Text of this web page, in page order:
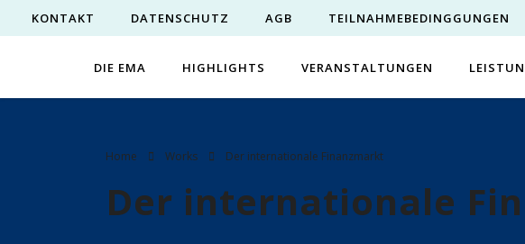
KONTAKT DATENSCHUTZ AGB TEILNAHMEBEDINGGUNGEN
DIE EMA HIGHLIGHTS VERANSTALTUNGEN
Home Works Der internationale Finanzmarkt
Der internationale